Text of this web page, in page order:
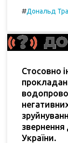
#Дональд
Стосовно
звернення
України.